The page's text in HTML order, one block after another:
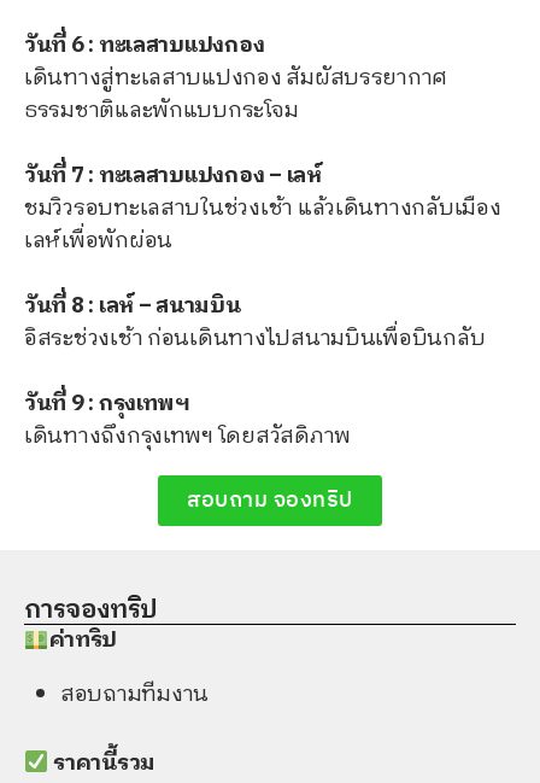
วันที่ 6 : ทะเลสาบแปงกอง
เดินทางสู่ทะเลสาบแปงกอง สัมผัสบรรยากาศ
ธรรมชาติและพักแบบกระโจม
วันที่ 7 : ทะเลสาบแปงกอง – เลห์
ชมวิวรอบทะเลสาบในช่วงเช้า แล้วเดินทางกลับเมือง
เลห์เพื่อพักผ่อน
วันที่ 8 : เลห์ – สนามบิน
อิสระช่วงเช้า ก่อนเดินทางไปสนามบินเพื่อบินกลับ
วันที่ 9 : กรุงเทพฯ
เดินทางถึงกรุงเทพฯ โดยสวัสดิภาพ
สอบถาม จองทริป
การจองทริป​
ค่าทริป
สอบถามทีมงาน
ราคานี้รวม